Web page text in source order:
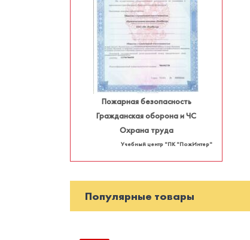
Пожарная безопасность
Гражданская оборона и ЧС
Охрана труда
Учебный центр "ПК "ПожИнтер"
Популярные товары